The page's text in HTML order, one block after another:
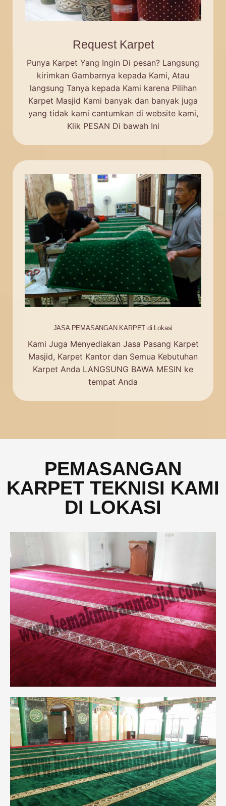
Request Karpet
Punya Karpet Yang Ingin Di pesan? Langsung
kirimkan Gambarnya kepada Kami, Atau
langsung Tanya kepada Kami karena Pilihan
Karpet Masjid Kami banyak dan banyak juga
yang tidak kami cantumkan di website kami,
Klik PESAN Di bawah Ini
JASA PEMASANGAN KARPET di Lokasi
Kami Juga Menyediakan Jasa Pasang Karpet
Masjid, Karpet Kantor dan Semua Kebutuhan
Karpet Anda LANGSUNG BAWA MESIN ke
tempat Anda
PEMASANGAN
KARPET TEKNISI KAMI
DI LOKASI